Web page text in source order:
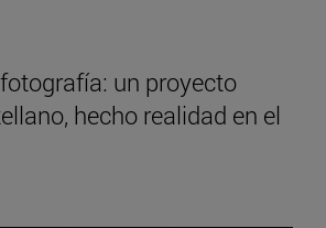
un proyecto
hecho realidad en el